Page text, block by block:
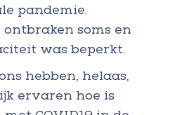
pandemie.
soms en
was beperkt.
hebben, helaas,
ervaren hoe is